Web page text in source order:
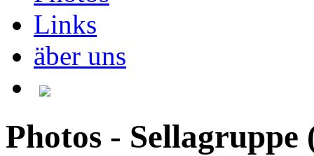
Links
äber uns
Photos -